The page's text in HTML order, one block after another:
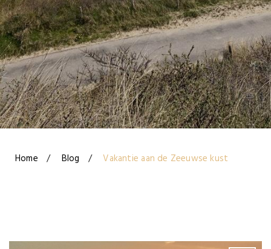
Home Blog Vakantie aan de Zeeuwse kust